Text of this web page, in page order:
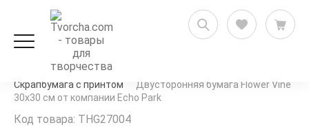
Скрапбукинг
Бумага для скрапбукинга
Скрапбумага с принтом
Двусторонняя бумага Flower Vine
30х30 см от компании Echo Park
Код товара: THG27004